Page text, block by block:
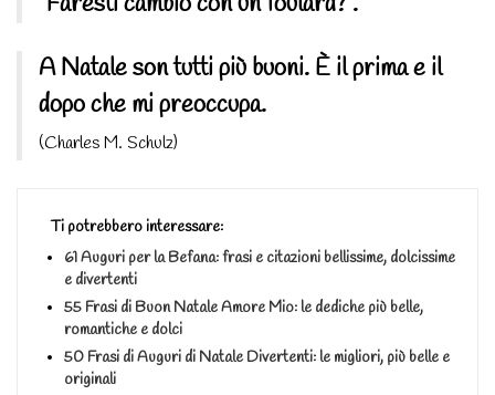
A Natale son tutti più buoni. È il prima e il
dopo che mi preoccupa.
(Charles M. Schulz)
Ti potrebbero interessare:
61 Auguri per la Befana: frasi e citazioni bellissime, dolcissime
e divertenti
55 Frasi di Buon Natale Amore Mio: le dediche più belle,
romantiche e dolci
50 Frasi di Auguri di Natale Divertenti: le migliori, più belle e
originali